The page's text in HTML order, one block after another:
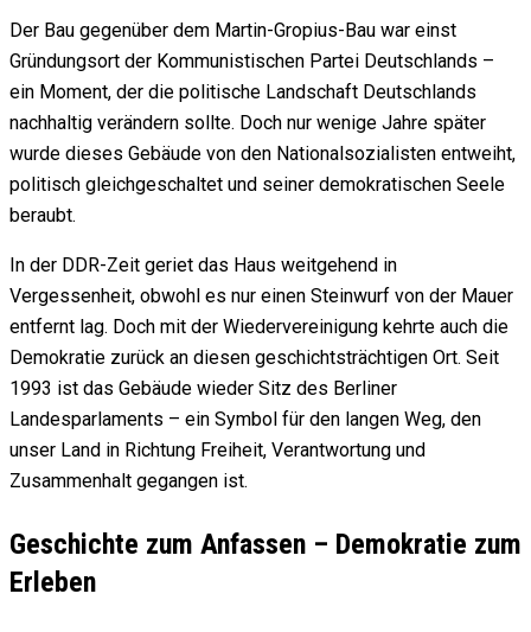
Der Bau gegenüber dem Martin-Gropius-Bau war einst
Gründungsort der Kommunistischen Partei Deutschlands –
ein Moment, der die politische Landschaft Deutschlands
nachhaltig verändern sollte. Doch nur wenige Jahre später
wurde dieses Gebäude von den Nationalsozialisten entweiht,
politisch gleichgeschaltet und seiner demokratischen Seele
beraubt.
In der DDR-Zeit geriet das Haus weitgehend in
Vergessenheit, obwohl es nur einen Steinwurf von der Mauer
entfernt lag. Doch mit der Wiedervereinigung kehrte auch die
Demokratie zurück an diesen geschichtsträchtigen Ort. Seit
1993 ist das Gebäude wieder Sitz des Berliner
Landesparlaments – ein Symbol für den langen Weg, den
unser Land in Richtung Freiheit, Verantwortung und
Zusammenhalt gegangen ist.
Geschichte zum Anfassen – Demokratie zum
Erleben